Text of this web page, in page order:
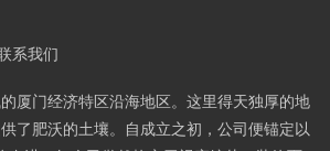
系我们
厦门经济特区沿海地区。这里得天独厚的地
了肥沃的土壤。自成立之初，公司便锚定以